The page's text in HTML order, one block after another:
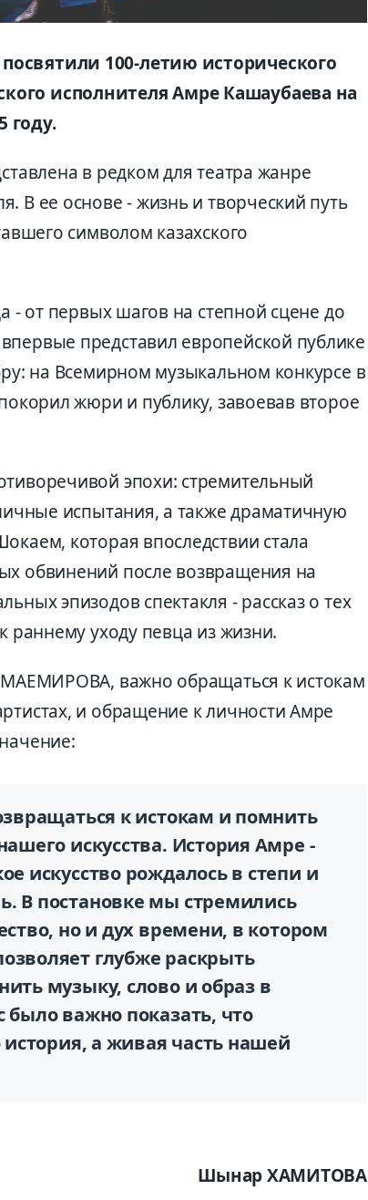
100-летию исторического
исполнителя Амре Кашаубаева на
году.
в редком для театра жанре
В ее основе - жизнь и творческий путь
символом казахского
- от первых шагов на степной сцене до
представил европейской публике
на Всемирном музыкальном конкурсе в
жюри и публику, завоевав второе
эпохи: стремительный
испытания, а также драматичную
которая впоследствии стала
обвинений после возвращения на
эпизодов спектакля - рассказ о тех
раннему уходу певца из жизни.
МАЕМИРОВА, важно обращаться к истокам
и обращение к личности Амре
к истокам и помнить
искусства. История Амре -
искусство рождалось в степи и
В постановке мы стремились
но и дух времени, в котором
глубже раскрыть
музыку, слово и образ в
было важно показать, что
история, а живая часть нашей
Шынар ХАМИТОВА